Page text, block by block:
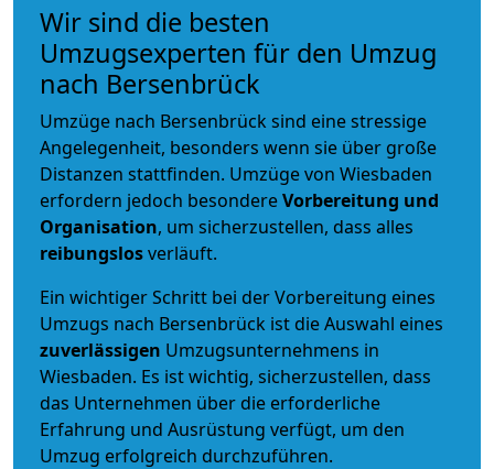
Wir sind die besten
Umzugsexperten für den Umzug
nach Bersenbrück
Umzüge nach Bersenbrück sind eine stressige
Angelegenheit, besonders wenn sie über große
Distanzen stattfinden. Umzüge von Wiesbaden
erfordern jedoch besondereVorbereitung und
Organisation, um sicherzustellen, dass alles
reibungslosverläuft.
Ein wichtiger Schritt bei der Vorbereitung eines
Umzugs nach Bersenbrück ist die Auswahl eines
zuverlässigen Umzugsunternehmens in
Wiesbaden. Es ist wichtig, sicherzustellen, dass
das Unternehmen über die erforderliche
Erfahrung und Ausrüstung verfügt, um den
Umzug erfolgreich durchzuführen.